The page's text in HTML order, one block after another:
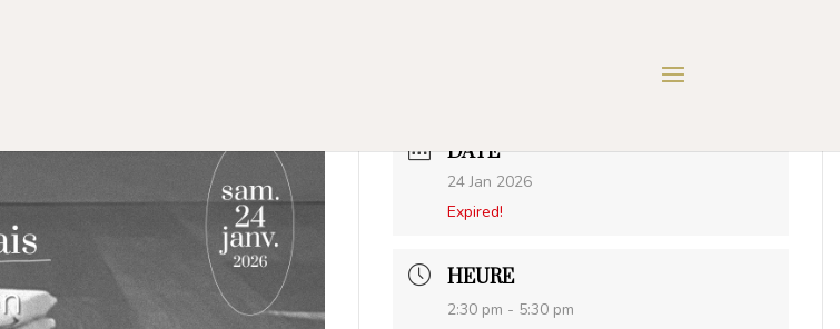
DATE
24 Jan 2026
Expired!
HEURE
2:30 pm - 5:30 pm